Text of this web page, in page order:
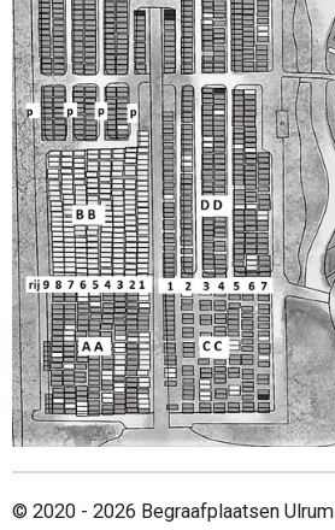
© 2020 - 2026 Begraafplaatsen Ulrum